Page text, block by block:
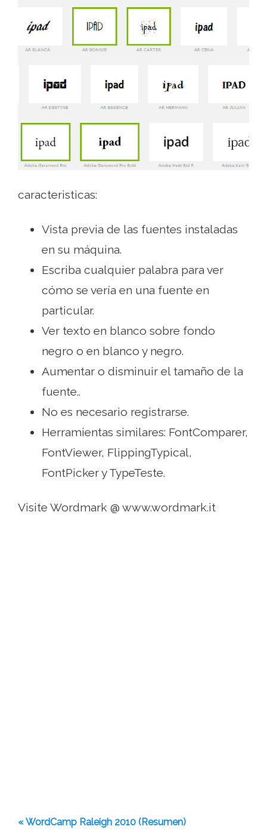
caracteristicas:
Vista previa de las fuentes instaladas
en su máquina.
Escriba cualquier palabra para ver
cómo se vería en una fuente en
particular.
Ver texto en blanco sobre fondo
negro o en blanco y negro.
Aumentar o disminuir el tamaño de la
fuente..
No es necesario registrarse.
Herramientas similares: FontComparer,
FontViewer, FlippingTypical,
FontPicker y TypeTeste.
Visite Wordmark @ www.wordmark.it
« WordCamp Raleigh 2010 (Resumen)